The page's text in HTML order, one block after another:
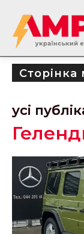
Сторінка
усі